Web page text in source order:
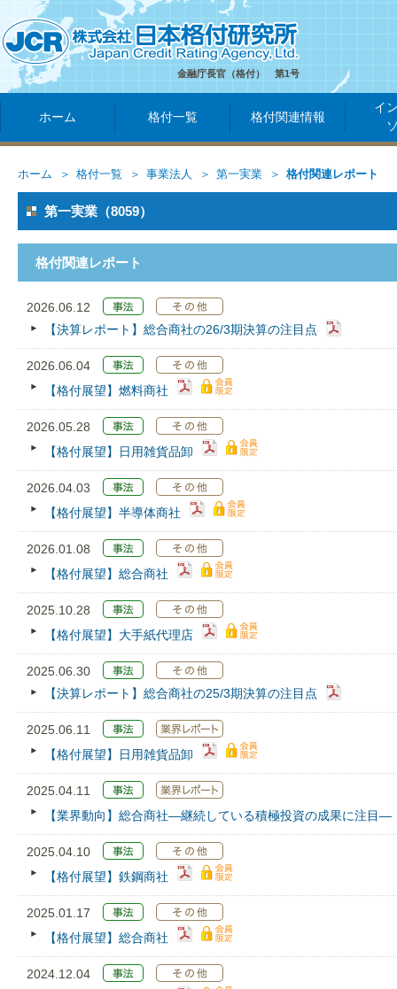
金融庁長官（格付） 第1号
ホーム 格付一覧 格付関連情報
イ
ホーム 格付一覧 事業法人 第一実業 格付関連レポート
第一実業（8059）
格付関連レポート
2026.06.12
【決算レポート】総合商社の26/3期決算の注目点
2026.06.04
【格付展望】燃料商社
2026.05.28
【格付展望】日用雑貨品卸
2026.04.03
【格付展望】半導体商社
2026.01.08
【格付展望】総合商社
2025.10.28
【格付展望】大手紙代理店
2025.06.30
【決算レポート】総合商社の25/3期決算の注目点
2025.06.11
【格付展望】日用雑貨品卸
2025.04.11
【業界動向】総合商社―継続している積極投資の成果に注目―
2025.04.10
【格付展望】鉄鋼商社
2025.01.17
【格付展望】総合商社
2024.12.04